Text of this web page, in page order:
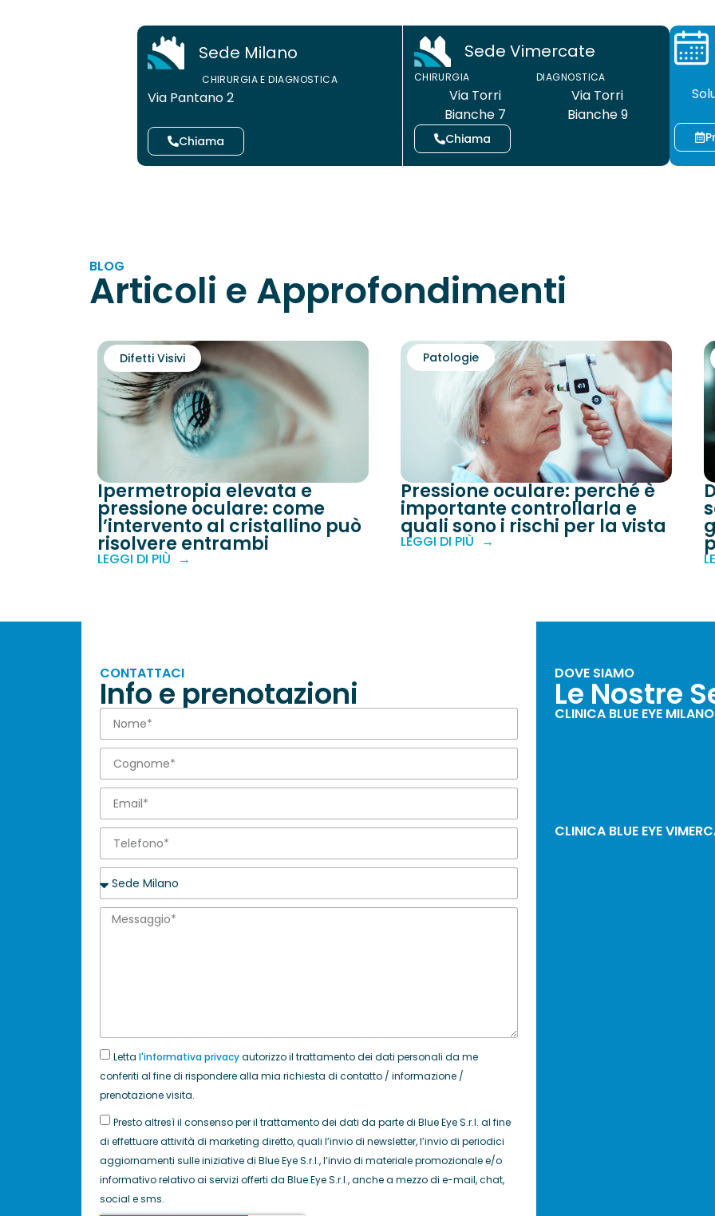
Sede Milano
CHIRURGIA E DIAGNOSTICA
Via Pantano 2
Chiama
Sede Vimercate
CHIRURGIA
Via Torri
Bianche 7
DIAGNOSTICA
Via Torri
Bianche 9
Chiama
BLOG
Articoli e Approfondimenti
Ipermetropia elevata e
pressione oculare: come
l’intervento al cristallino può
risolvere entrambi
Difetti Visivi
LEGGI DI PIÙ
Pressione oculare: perché è
importante controllarla e
quali sono i rischi per la vista
Patologie
LEGGI DI PIÙ
CONTATTACI
Info e prenotazioni
Letta l'informativa privacyautorizzo il trattamento dei dati personali da me
conferiti al fine di rispondere alla mia richiesta di contatto / informazione /
prenotazione visita.
Presto altresì il consenso per il trattamento dei dati da parte di Blue Eye S.r.l. al fine
di effettuare attività di marketing diretto, quali l’invio di newsletter, l’invio di periodici
aggiornamenti sulle iniziative di Blue Eye S.r.l., l’invio di materiale promozionale e/o
informativo relativo ai servizi offerti da Blue Eye S.r.l., anche a mezzo di e-mail, chat,
social e sms.
DOVE SIAMO
Le Nostre
CLINICA BLUE EYE MILANO
CLINICA BLUE EYE